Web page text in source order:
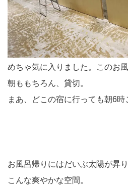
めちゃ気に入りました。このお風
朝ももちろん、貸切。
まあ、どこの宿に行っても朝6時
お風呂帰りにはだいぶ太陽が昇
こんな爽やかな空間。